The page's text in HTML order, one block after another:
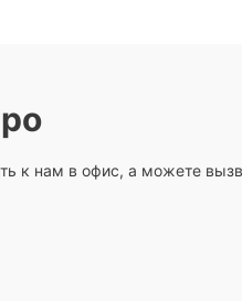
к нам в офис, а можете